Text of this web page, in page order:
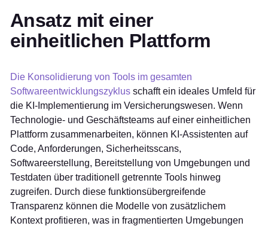
Ansatz mit einer
einheitlichen Plattform
Die Konsolidierung von Tools im gesamten
Softwareentwicklungszyklus schafft ein ideales Umfeld für
die KI-Implementierung im Versicherungswesen. Wenn
Technologie- und Geschäftsteams auf einer einheitlichen
Plattform zusammenarbeiten, können KI-Assistenten auf
Code, Anforderungen, Sicherheitsscans,
Softwareerstellung, Bereitstellung von Umgebungen und
Testdaten über traditionell getrennte Tools hinweg
zugreifen. Durch diese funktionsübergreifende
Transparenz können die Modelle von zusätzlichem
Kontext profitieren, was in fragmentierten Umgebungen